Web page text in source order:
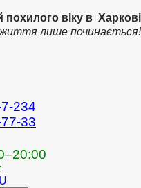
віку в Харкові
життя лише починається!
234
33